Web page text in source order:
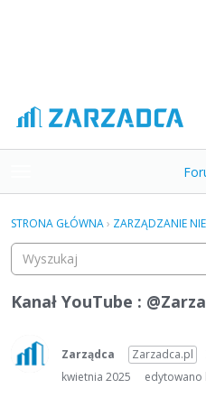
o
g
e
m
e
u
Kategorie
Dyskusje
STRONA GŁÓWNA› ZARZĄDZANIE
Kanał YouTube :
Zarządca Zarzadca.pl
kwietnia 2025
edytowano